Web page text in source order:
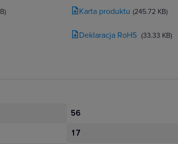
Karta produktu (245.72 KB)
Deklaracja RoHS (33.33 KB)
56
17